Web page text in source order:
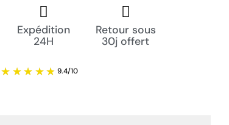
Expédition
24H
Retour sous
30j offert